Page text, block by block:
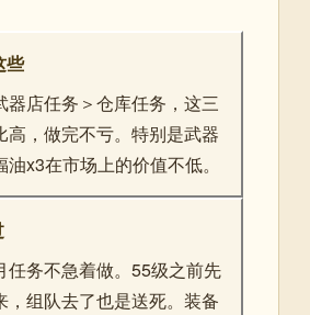
些
器店任务＞仓库任务，这三
高，做完不亏。特别是武器
x3在市场上的价值不低。
任务不急着做。55级之前先
，组队去了也是送死。装备